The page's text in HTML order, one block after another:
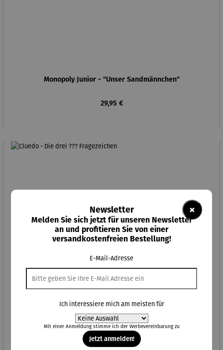
Monopoly Junior - "Unser Sandmännchen"
Regulärer Preis:
29,95 €
Cluedo - Die drei ??? Fragezeichen
×
Newsletter
Melden Sie sich jetzt für unseren Newsletter
an und profitieren Sie von einer
versandkostenfreien Bestellung!
E-Mail-Adresse
Ich interessiere mich am meisten für
Mit einer Anmeldung stimme ich der Werbevereinbarungzu
Jetzt anmelden!